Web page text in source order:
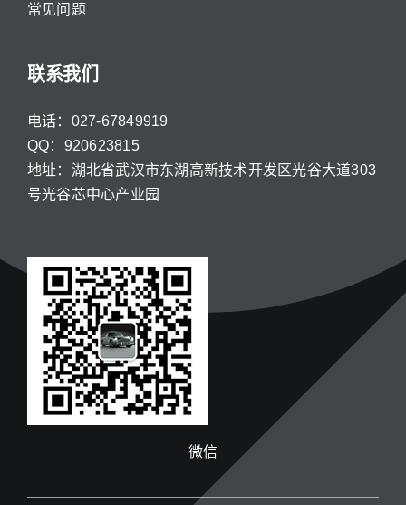
常见问题
联系我们
电话：027-67849919
QQ：920623815
地址：湖北省武汉市东湖高新技术开发区光谷大道303
号光谷芯中心产业园
微信